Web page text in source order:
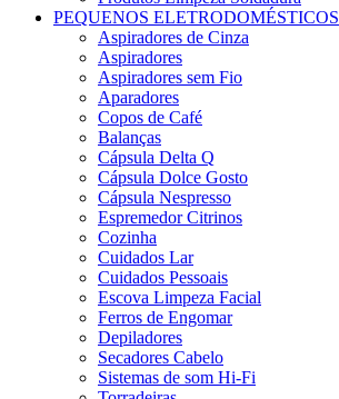
PEQUENOS ELETRODOMÉSTICOS
Aspiradores de Cinza
Aspiradores
Aspiradores sem Fio
Aparadores
Copos de Café
Balanças
Cápsula Delta Q
Cápsula Dolce Gosto
Cápsula Nespresso
Espremedor Citrinos
Cozinha
Cuidados Lar
Cuidados Pessoais
Escova Limpeza Facial
Ferros de Engomar
Depiladores
Secadores Cabelo
Sistemas de som Hi-Fi